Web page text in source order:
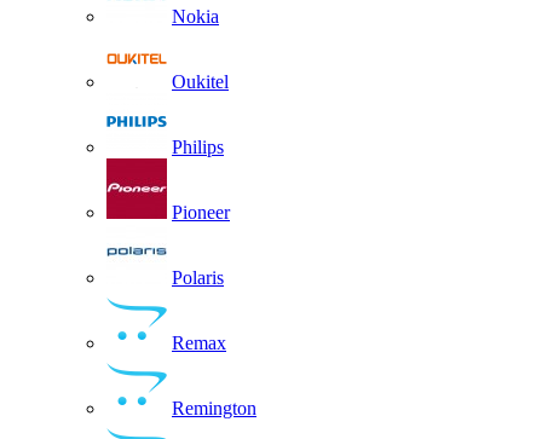
Nokia
Oukitel
Philips
Pioneer
Polaris
Remax
Remington